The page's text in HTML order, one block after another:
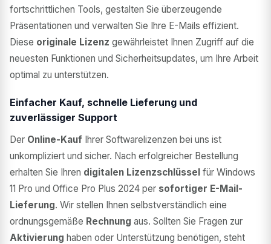
fortschrittlichen Tools, gestalten Sie überzeugende
Präsentationen und verwalten Sie Ihre E-Mails effizient.
Diese originale Lizenz gewährleistet Ihnen Zugriff auf die
neuesten Funktionen und Sicherheitsupdates, um Ihre Arbeit
optimal zu unterstützen.
Einfacher Kauf, schnelle Lieferung und
zuverlässiger Support
Der Online-Kauf Ihrer Softwarelizenzen bei uns ist
unkompliziert und sicher. Nach erfolgreicher Bestellung
erhalten Sie Ihren digitalen Lizenzschlüssel für Windows
11 Pro und Office Pro Plus 2024 per sofortiger E-Mail-
Lieferung. Wir stellen Ihnen selbstverständlich eine
ordnungsgemäße Rechnung aus. Sollten Sie Fragen zur
Aktivierung haben oder Unterstützung benötigen, steht